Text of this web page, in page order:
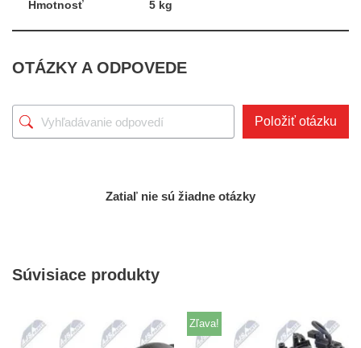
Hmotnosť 5 kg
OTÁZKY A ODPOVEDE
Položiť otázku
Zatiaľ nie sú žiadne otázky
Súvisiace produkty
Zľava!